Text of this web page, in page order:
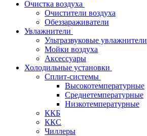
Очистка воздуха
Очистители воздуха
Обеззараживатели
Увлажнители
Ультразвуковые увлажнители
Мойки воздуха
Аксессуары
Холодильные установки
Сплит-системы
Высокотемпературные
Среднетемпературные
Низкотемпературные
ККБ
ККС
Чиллеры